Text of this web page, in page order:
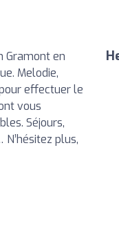
Gramont en
Melodie,
effectuer le
vous
Séjours,
plus,